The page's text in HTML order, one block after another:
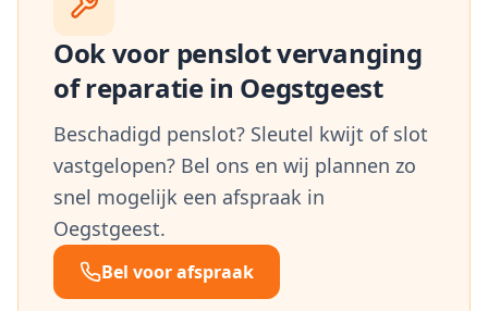
Ook voor penslot vervanging
of reparatie in Oegstgeest
Beschadigd penslot? Sleutel kwijt of slot
vastgelopen? Bel ons en wij plannen zo
snel mogelijk een afspraak in
Oegstgeest.
Bel voor afspraak